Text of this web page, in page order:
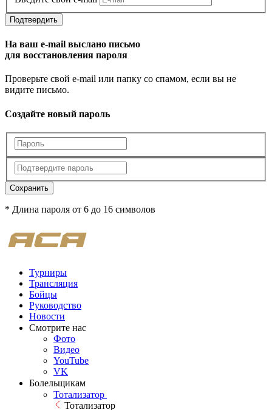
Подтвердить
На ваш e-mail выслано письмо
для восстановления пароля
Проверьте свой e-mail или папку со спамом, если вы не
видите письмо.
Создайте новый пароль
Сохранить
* Длина пароля от 6 до 16 символов
Турниры
Трансляция
Бойцы
Руководство
Новости
Смотрите нас
Фото
Видео
YouTube
VK
Болельщикам
Тотализатор
Тотализатор